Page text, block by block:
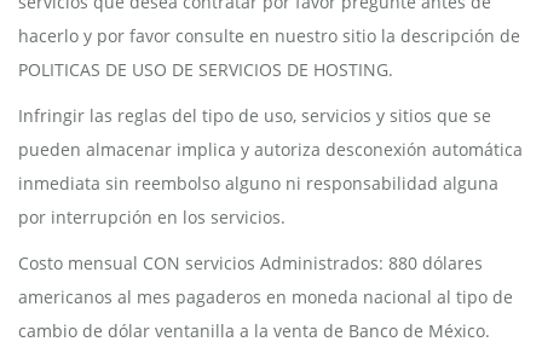
hacerlo y por favor consulte en nuestro sitio la descripción de
POLITICAS DE USO DE SERVICIOS DE HOSTING.
Infringir las reglas del tipo de uso, servicios y sitios que se
pueden almacenar implica y autoriza desconexión automática
inmediata sin reembolso alguno ni responsabilidad alguna
por interrupción en los servicios.
Costo mensual CON servicios Administrados: 880 dólares
americanos al mes pagaderos en moneda nacional al tipo de
cambio de dólar ventanilla a la venta de Banco de México.